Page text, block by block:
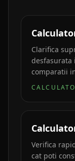
Clarifica
desfasurata
comparatii
Verifica
cat poti